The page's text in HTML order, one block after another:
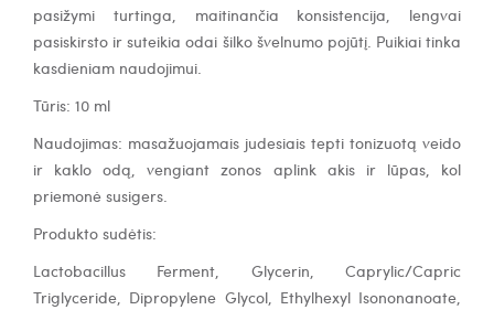
pasižymi turtinga, maitinančia konsistencija, lengvai
pasiskirsto ir suteikia odai šilko švelnumo pojūtį. Puikiai tinka
kasdieniam naudojimui.
Tūris: 10 ml
Naudojimas: masažuojamais judesiais tepti tonizuotą veido
ir kaklo odą, vengiant zonos aplink akis ir lūpas, kol
priemonė susigers.
Produkto sudėtis:
Lactobacillus Ferment, Glycerin, Caprylic/Capric
Triglyceride, Dipropylene Glycol, Ethylhexyl Isononanoate,